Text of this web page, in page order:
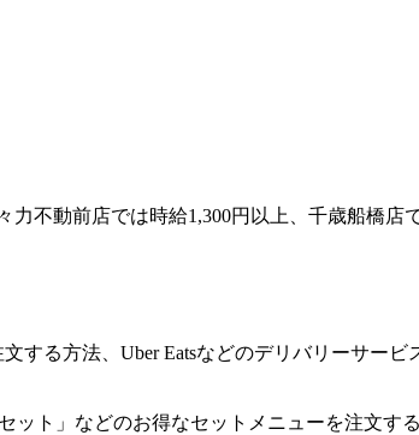
不動前店では時給1,300円以上、千歳船橋店
する方法、Uber Eatsなどのデリバリーサービ
ト」などのお得なセットメニューを注文す